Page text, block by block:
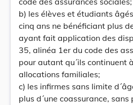
b) les élèves et étudiants
cinq ans ne bénéficiant plus
ayant fait application des
35, alinéa 1er du code des
pour autant qu´ils continuent
allocations familiales;
c) les infirmes sans limite
plus d´une coassurance, sans